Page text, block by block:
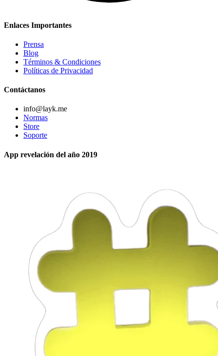
Enlaces Importantes
Prensa
Blog
Términos & Condiciones
Políticas de Privacidad
Contáctanos
info@layk.me
Normas
Store
Soporte
App revelación del año 2019